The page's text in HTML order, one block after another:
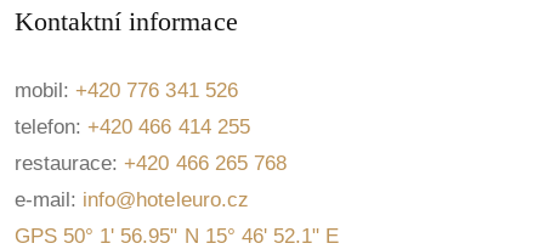
Kontaktní informace
mobil:+420 776 341 526
telefon:+420 466 414 255
restaurace:+420 466 265 768
e-mail: info@hoteleuro.cz
GPS 50° 1' 56.95" N 15° 46' 52.1" E